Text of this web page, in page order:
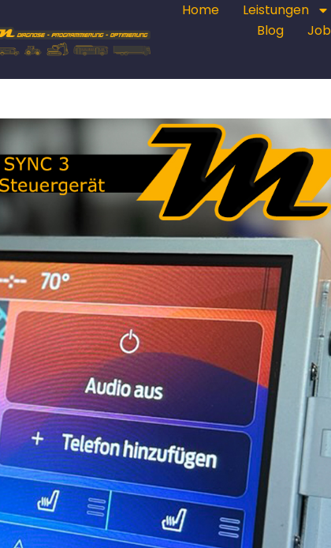
Home Leistungen
Blog